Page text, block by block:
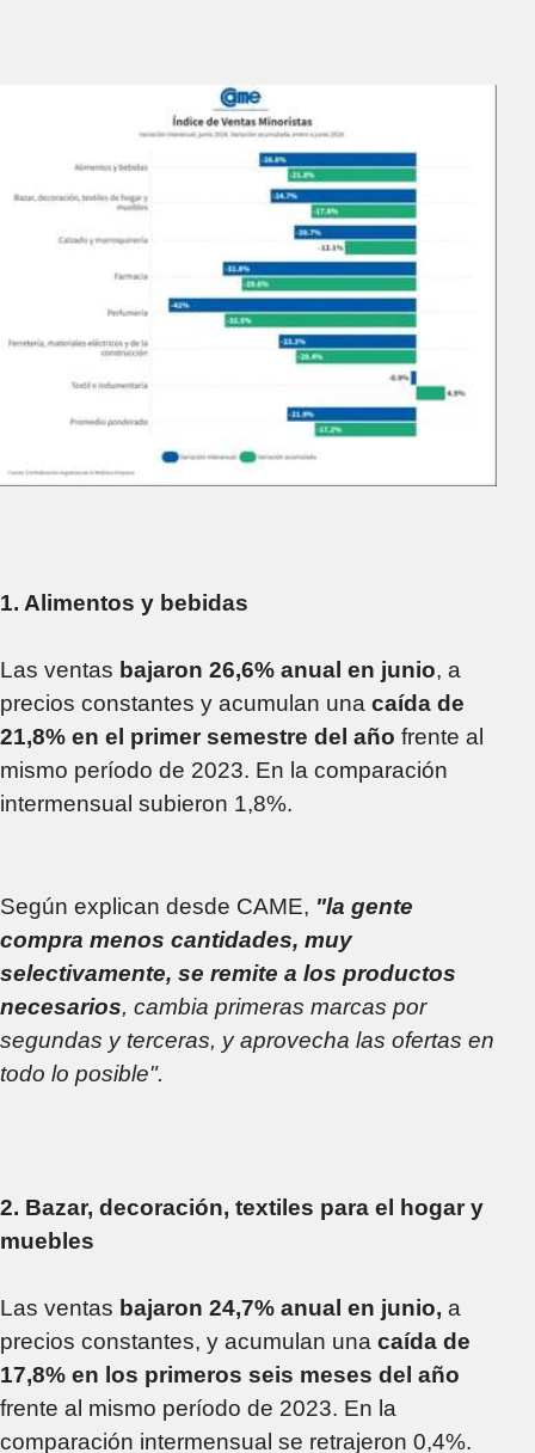
1. Alimentos y bebidas
Las ventas bajaron 26,6% anual en junio, a
precios constantes y acumulan una caída de
21,8% en el primer semestre del año frente al
mismo período de 2023. En la comparación
intermensual subieron 1,8%.
Según explican desde CAME, "la gente
compra menos cantidades, muy
selectivamente, se remite a los productos
necesarios, cambia primeras marcas por
segundas y terceras, y aprovecha las ofertas en
todo lo posible".
2. Bazar, decoración, textiles para el hogar y
muebles
Las ventas bajaron 24,7% anual en junio, a
precios constantes, y acumulan una caída de
17,8% en los primeros seis meses del año
frente al mismo período de 2023. En la
comparación intermensual se retrajeron 0,4%.